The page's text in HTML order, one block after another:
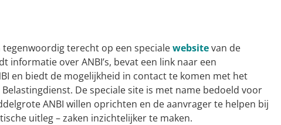
tegenwoordig terecht op een specialewebsitevan de
informatie over ANBI’s, bevat een link naar een
en biedt de mogelijkheid in contact te komen met het
De speciale site is met name bedoeld voor
ANBI willen oprichten en de aanvrager te helpen bij
uitleg – zaken inzichtelijker te maken.